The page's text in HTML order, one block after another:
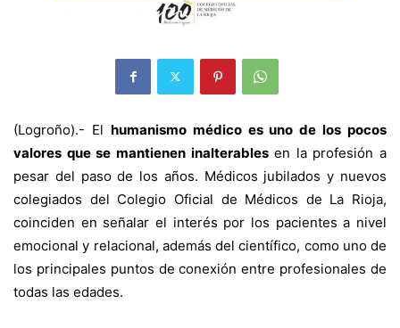
(Logroño).- El humanismo médico es uno de los pocos
valores que se mantienen inalterablesen la profesión a
pesar del paso de los años. Médicos jubilados y nuevos
colegiados del Colegio Oficial de Médicos de La Rioja,
coinciden en señalar el interés por los pacientes a nivel
emocional y relacional, además del científico, como uno de
los principales puntos de conexión entre profesionales de
todas las edades.